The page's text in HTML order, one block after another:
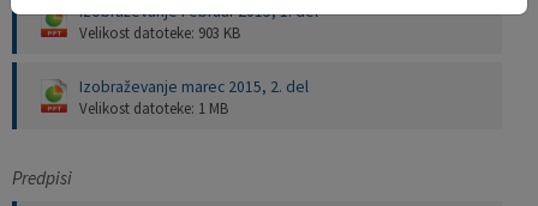
Izobraževanje Februar 2015, 1. del
Velikost datoteke: 903 KB
Izobraževanje marec 2015, 2. del
Velikost datoteke: 1 MB
Predpisi